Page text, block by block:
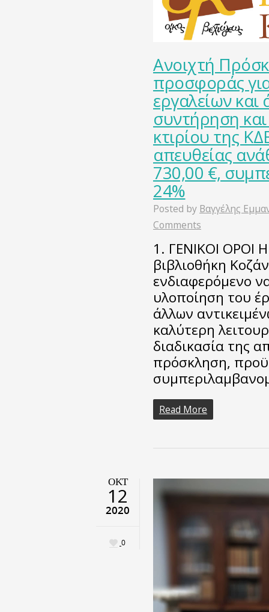
Ανοιχτή
προσφοράς
εργαλείων και
συντήρηση
κτιρίου της
απευθείας
730,00 €,
24%
Posted by Βαγγέλης
Comments
1. ΓΕΝΙΚΟΙ ΟΡΟΙ
βιβλιοθήκη
ενδιαφερόμενο
υλοποίηση του
άλλων
καλύτερη
διαδικασία της
πρόσκληση,
Read More
ΟΚΤ
12
2020
0